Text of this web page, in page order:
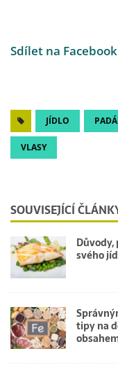
Sdílet na
JÍDLO
VLASY
SOUVISEJÍCÍ
svého
tipy na